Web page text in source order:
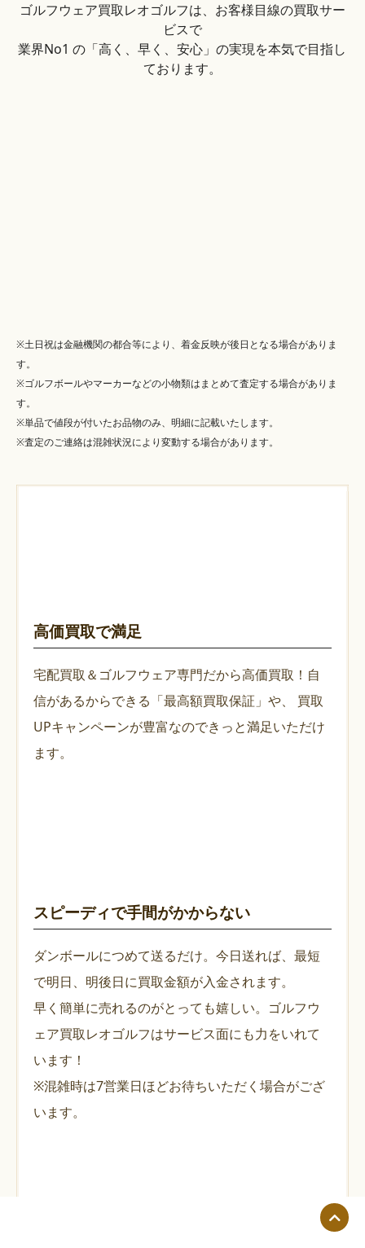
ゴルフウェア買取レオゴルフは、お客様目線の買取サー
ビスで
業界No1 の「高く、早く、安心」の実現を本気で目指し
ております。
※土日祝は金融機関の都合等により、着金反映が後日となる場合がありま
す。
※ゴルフボールやマーカーなどの小物類はまとめて査定する場合がありま
す。
※単品で値段が付いたお品物のみ、明細に記載いたします。
※査定のご連絡は混雑状況により変動する場合があります。
高価買取で満足
宅配買取＆ゴルフウェア専門だから高価買取！自
信があるからできる「最高額買取保証」や、
買取
UPキャンペーンが豊富なのできっと満足いただけ
ます。
スピーディで手間がかからない
ダンボールにつめて送るだけ。今日送れば、最短
で明日、明後日に買取金額が入金されます。
早く簡単に売れるのがとっても嬉しい。ゴルフウ
ェア買取レオゴルフはサービス面にも力をいれて
います！
※混雑時は7営業日ほどお待ちいただく場合がござ
います。